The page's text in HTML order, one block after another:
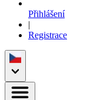
Přihlášení
|
Registrace